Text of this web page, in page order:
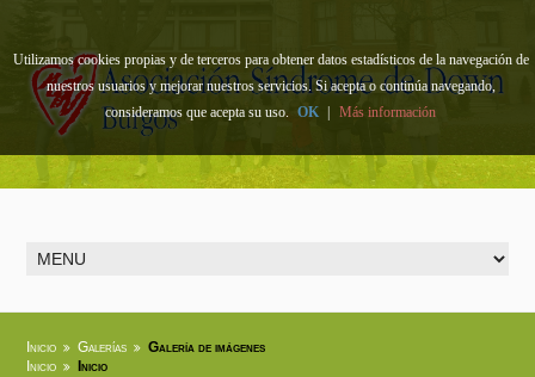
Inicio Galerías
Galería de imágenes
Inicio
Inicio
Utilizamos cookies propias y de terceros para obtener datos estadísticos de la navegación de
nuestros usuarios y mejorar nuestros servicios. Si acepta o continúa navegando,
consideramos que acepta su uso. OK Más información